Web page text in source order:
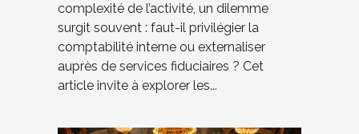
complexité de l’activité, un dilemme
surgit souvent : faut-il privilégier la
comptabilité interne ou externaliser
auprès de services fiduciaires ? Cet
article invite à explorer les...